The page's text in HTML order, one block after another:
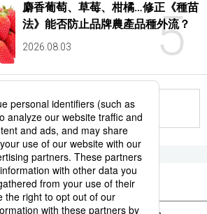
5
麝香葡萄、草莓、柑橘…修正《種苗
法》能否防止品牌農產品種外流？
2026.08.03
更多